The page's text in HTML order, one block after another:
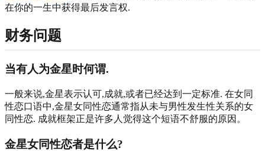
在你的一生中获得最后发言权.
财务问题
当有人为金星时何谓.
一般来说,金星表示认可,成就,或者已经达到一定标准. 在女同
性恋口语中,金星女同性恋通常指从未与男性发生性关系的女
同性恋. 成就框架正是许多人觉得这个短语不舒服的原因。
金星女同性恋者是什么?